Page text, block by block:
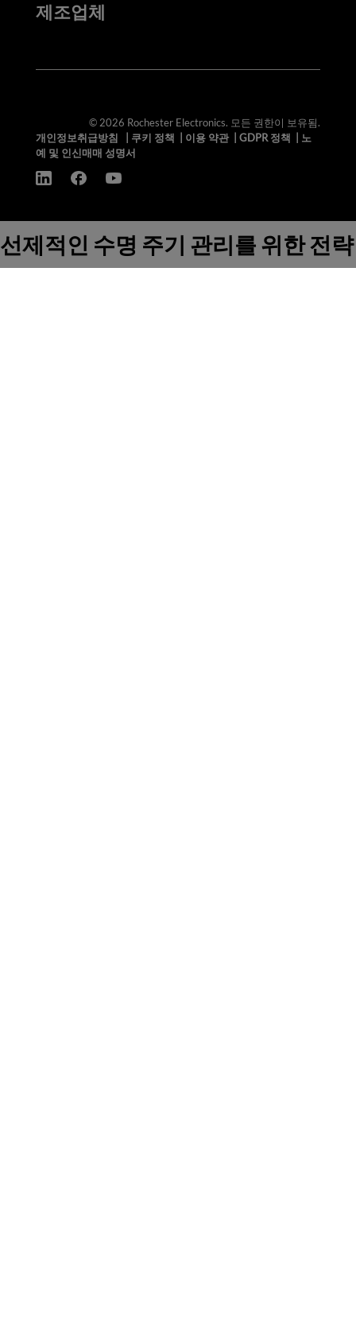
제조업체
© 2026 Rochester Electronics. 모든 권한이 보유됨.
개인정보취급방침
쿠키 정책 이용 약관| GDPR 정책
노
예 및 인신매매 성명서
선제적인 수명 주기 관리를 위한 전략